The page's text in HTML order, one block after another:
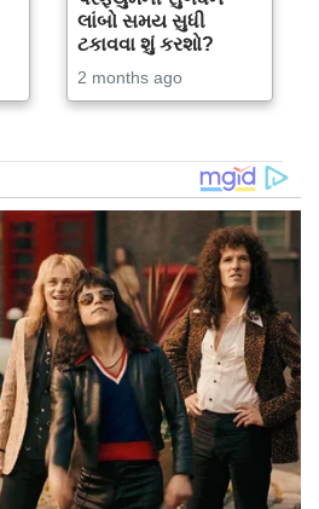
લાંબો સમય સુધી
ટકાવવા શું કરશો?
2 months ago